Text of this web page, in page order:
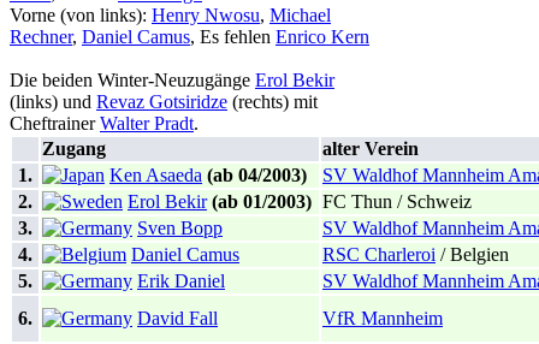
Vorne (von links): Henry Nwosu, Michael
Rechner, Daniel Camus, Es fehlen Enrico Kern
Die beiden Winter-Neuzugänge Erol Bekir
(links) und Revaz Gotsiridze (rechts) mit
CheftrainerWalter Pradt.
Zugang
alter Verein
1.
Ken Asaeda (ab 04/2003)
SV Waldhof Mannheim
2.
Erol Bekir (ab 01/2003) FC Thun / Schweiz
3.
Sven Bopp
SV Waldhof Mannheim
4.
Daniel Camus RSC Charleroi / Belgien
5.
Erik Daniel
SV Waldhof Mannheim
6.
David Fall
VfR Mannheim